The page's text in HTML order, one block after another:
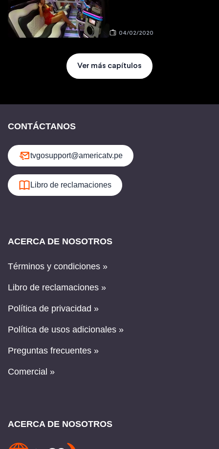
04/02/2020
Ver más capítulos
CONTÁCTANOS
tvgosupport@americatv.pe
Libro de reclamaciones
ACERCA DE NOSOTROS
Términos y condiciones »
Libro de reclamaciones »
Política de privacidad »
Política de usos adicionales »
Preguntas frecuentes »
Comercial »
ACERCA DE NOSOTROS